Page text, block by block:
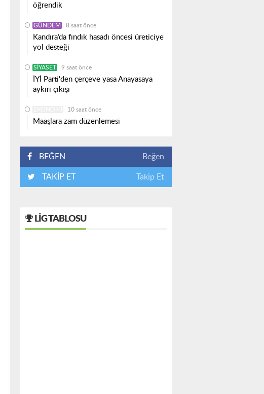
öğrendik
GÜNDEM 8 saat önce
Kandıra’da fındık hasadı öncesi üreticiye
yol desteği
SIYASET 9 saat önce
İYİ Parti'den çerçeve yasa Anayasaya
aykırı çıkışı
10 saat önce
Maaşlara zam düzenlemesi
BEĞEN Beğen
TAKİP ET Takip Et
LIG TABLOSU